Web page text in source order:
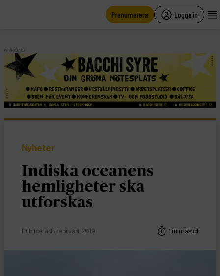
Prenumerera Logga in
ANNONS
Nyheter
Indiska oceanens
hemligheter ska
utforskas
Publicerad 7 februari, 2019 1 min lästid